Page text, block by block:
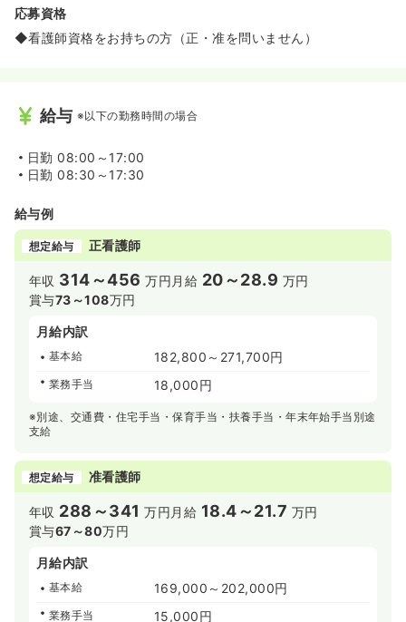
や改善を図ることです。患者様一人ひとりを大切に想い、
日々患者様が苦痛なくすごしていけるように努めます！
応募資格
◆看護師資格をお持ちの方（正・准を問いません）
給与 ※以下の勤務時間の場合
日勤 08:00～17:00
日勤 08:30～17:30
給与例
想定給与 正看護師
年収 314～456 万円 月給 20～28.9 万円
賞与73～108万円
月給内訳
基本給 182,800～271,700円
業務手当 18,000円
※別途、交通費・住宅手当・保育手当・扶養手当・年末年始手当別途
支給
想定給与 准看護師
年収 288～341 万円 月給 18.4～21.7 万円
賞与67～80万円
月給内訳
基本給 169,000～202,000円
業務手当 15,000円